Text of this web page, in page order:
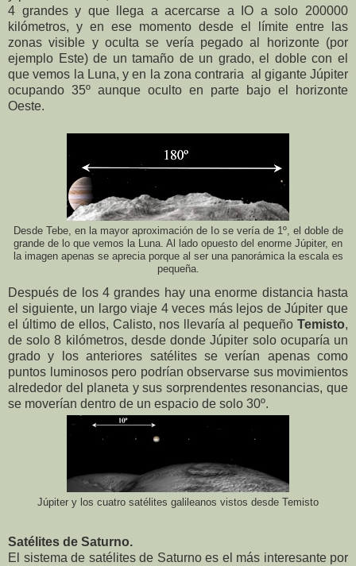
4 grandes y que llega a acercarse a IO a solo 200000
kilómetros, y en ese momento desde el límite entre las
zonas visible y oculta se vería pegado al horizonte (por
ejemplo Este) de un tamaño de un grado, el doble con el
que vemos la Luna, y en la zona contraria al gigante Júpiter
ocupando 35º aunque oculto en parte bajo el horizonte
Oeste.
Desde Tebe, en la mayor aproximación de Io se vería de 1º, el doble de
grande de lo que vemos la Luna. Al lado opuesto del enorme Júpiter, en
la imagen apenas se aprecia porque al ser una panorámica la escala es
pequeña.
Después de los 4 grandes hay una enorme distancia hasta
el siguiente, un largo viaje 4 veces más lejos de Júpiter que
el último de ellos, Calisto, nos llevaría al pequeño Temisto,
de solo 8 kilómetros, desde donde Júpiter solo ocuparía un
grado y los anteriores satélites se verían apenas como
puntos luminosos pero podrían observarse sus movimientos
alrededor del planeta y sus sorprendentes resonancias, que
se moverían dentro de un espacio de solo 30º.
Júpiter y los cuatro satélites galileanos vistos desde Temisto
Satélites de Saturno.
El sistema de satélites de Saturno es el más interesante por